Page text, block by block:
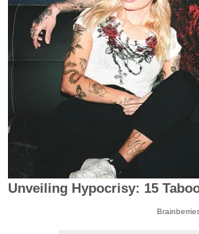
Unveiling Hypocrisy: 15